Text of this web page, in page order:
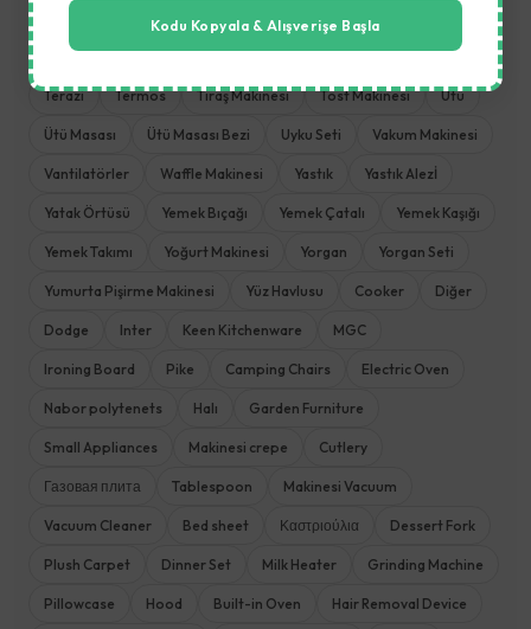
Süt Isıtıcı Sütlük Tatlı Çatalı
Tava Televizyon Temizlik ve Yardımcı Tencere Seti
Terazi Termos Tıraş Makinesi Tost Makinesi Ütü
Ütü Masası Ütü Masası Bezi Uyku Seti Vakum Makinesi
Vantilatörler Waffle Makinesi Yastık Yastık Alezİ
Yatak Örtüsü Yemek Bıçağı Yemek Çatalı Yemek Kaşığı
Yemek Takımı Yoğurt Makinesi Yorgan Yorgan Seti
Yumurta Pişirme Makinesi Yüz Havlusu Cooker Diğer
Dodge Inter Keen Kitchenware MGC
Ironing Board Pike Camping Chairs Electric Oven
Nabor polytenets Halı Garden Furniture
Small Appliances Makinesi crepe Cutlery
Газовая плита Tablespoon Makinesi Vacuum
Vacuum Cleaner Bed sheet Καστριούλια Dessert Fork
Plush Carpet Dinner Set Milk Heater Grinding Machine
Pillowcase Hood Built-in Oven Hair Removal Device
Kodu Kopyala & Alışverişe Başla